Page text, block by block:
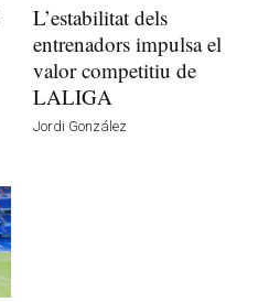
L’estabilitat dels
entrenadors impulsa el
valor competitiu de
LALIGA
Jordi González